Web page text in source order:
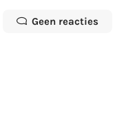
Geen reacties